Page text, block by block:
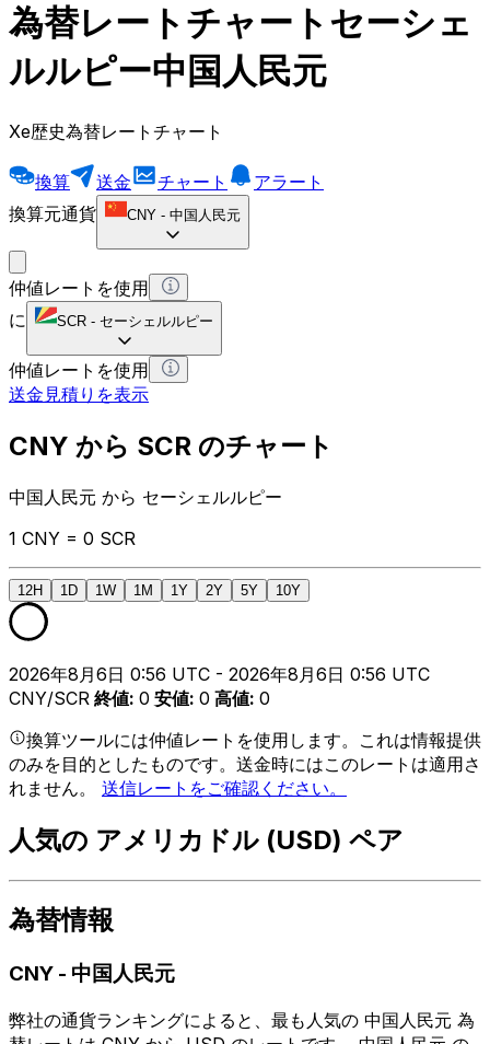
為替レートチャートセーシェ
ルルピー中国人民元
Xe歴史為替レートチャート
換算 送金 チャート
アラート
換算元通貨
CNY - 中国人民元
仲値レートを使用
に
SCR - セーシェルルピー
仲値レートを使用
送金見積りを表示
CNY から SCR のチャート
中国人民元 から セーシェルルピー
1 CNY = 0 SCR
12H 1D 1W 1M 1Y 2Y 5Y 10Y
2026年8月6日 0:56 UTC - 2026年8月6日 0:56 UTC
CNY/SCR 終値: 0 安値: 0 高値: 0
換算ツールには仲値レートを使用します。これは情報提供
のみを目的としたものです。送金時にはこのレートは適用さ
れません。 送信レートをご確認ください。
人気の アメリカドル (USD) ペア
為替情報
CNY - 中国人民元
弊社の通貨ランキングによると、最も人気の 中国人民元 為